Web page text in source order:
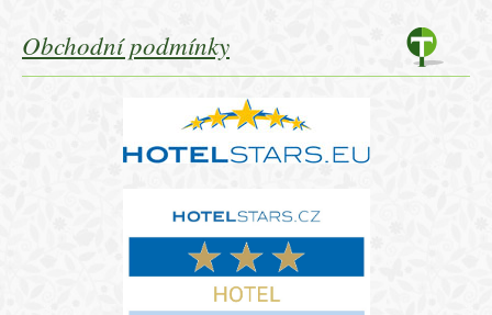
Obchodní podmínky